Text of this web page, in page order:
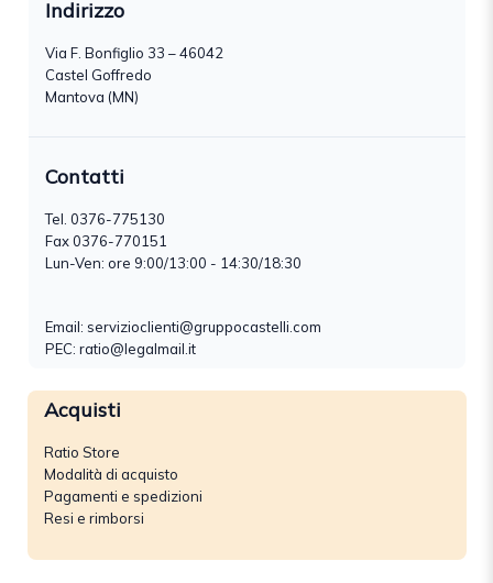
Indirizzo
Via F. Bonfiglio 33 – 46042
Castel Goffredo
Mantova (MN)
Contatti
Tel. 0376-775130
Fax 0376-770151
Lun-Ven: ore 9:00/13:00 - 14:30/18:30
Email: servizioclienti@gruppocastelli.com
PEC: ratio@legalmail.it
Acquisti
Ratio Store
Modalità di acquisto
Pagamenti e spedizioni
Resi e rimborsi